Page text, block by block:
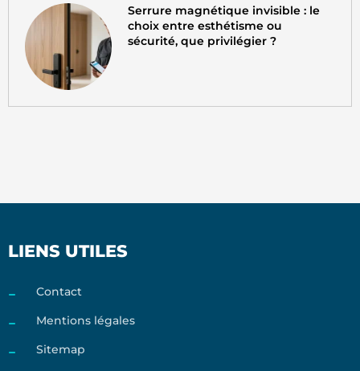
Serrure magnétique invisible : le
choix entre esthétisme ou
sécurité, que privilégier ?
LIENS UTILES
Contact
Mentions légales
Sitemap